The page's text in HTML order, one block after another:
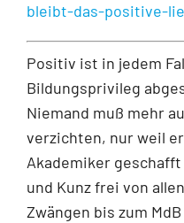
bleibt-das-positive-
Positiv ist in jedem
Bildungsprivileg
Niemand muß mehr
verzichten, nur weil
Akademiker
und Kunz frei von
Zwängen bis zum